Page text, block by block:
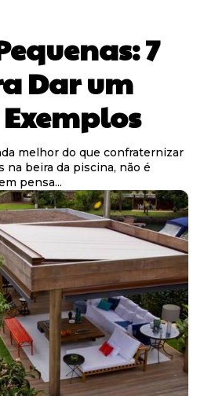
7
Dar um
Exemplos
melhor do que confraternizar
na beira da piscina, não é
pensa...